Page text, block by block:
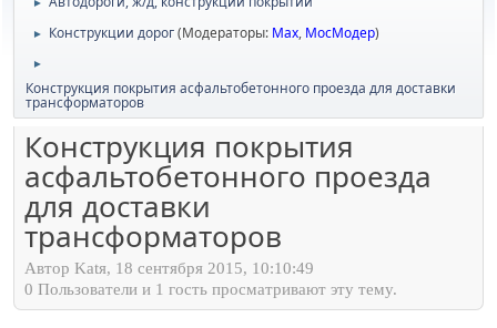
►
► Конструкции дорог(Модераторы: Max, МосМодер)
►
Конструкция покрытия асфальтобетонного проезда для доставки
трансформаторов
Конструкция покрытия
асфальтобетонного проезда
для доставки
трансформаторов
Автор Katя, 18 сентября 2015, 10:10:49
0 Пользователи и 1 гость просматривают эту тему.